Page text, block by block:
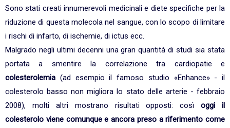
Sono stati creati innumerevoli medicinali e diete specifiche per la
riduzione di questa molecola nel sangue, con lo scopo di limitare
i rischi di infarto, di ischemie, di ictus ecc.
Malgrado negli ultimi decenni una gran quantità di studi sia stata
portata a smentire la correlazione tra cardiopatie e
colesterolemia (ad esempio il famoso studio «Enhance» - il
colesterolo basso non migliora lo stato delle arterie - febbraio
2008), molti altri mostrano risultati opposti: cosìoggi il
colesterolo viene comunque e ancora preso a riferimento come